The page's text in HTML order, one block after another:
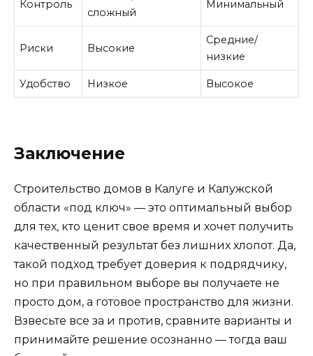
Контроль
сложный
Минимальный
Риски Высокие
Средние/
низкие
Удобство Низкое Высокое
Заключение
Строительство домов в Калуге и Калужской
области «под ключ» — это оптимальный выбор
для тех, кто ценит свое время и хочет получить
качественный результат без лишних хлопот. Да,
такой подход требует доверия к подрядчику,
но при правильном выборе вы получаете не
просто дом, а готовое пространство для жизни.
Взвесьте все за и против, сравните варианты и
принимайте решение осознанно — тогда ваш